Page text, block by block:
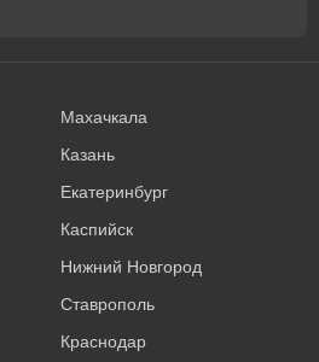
Махачкала
Казань
Екатеринбург
Каспийск
Нижний Новгород
Ставрополь
Краснодар